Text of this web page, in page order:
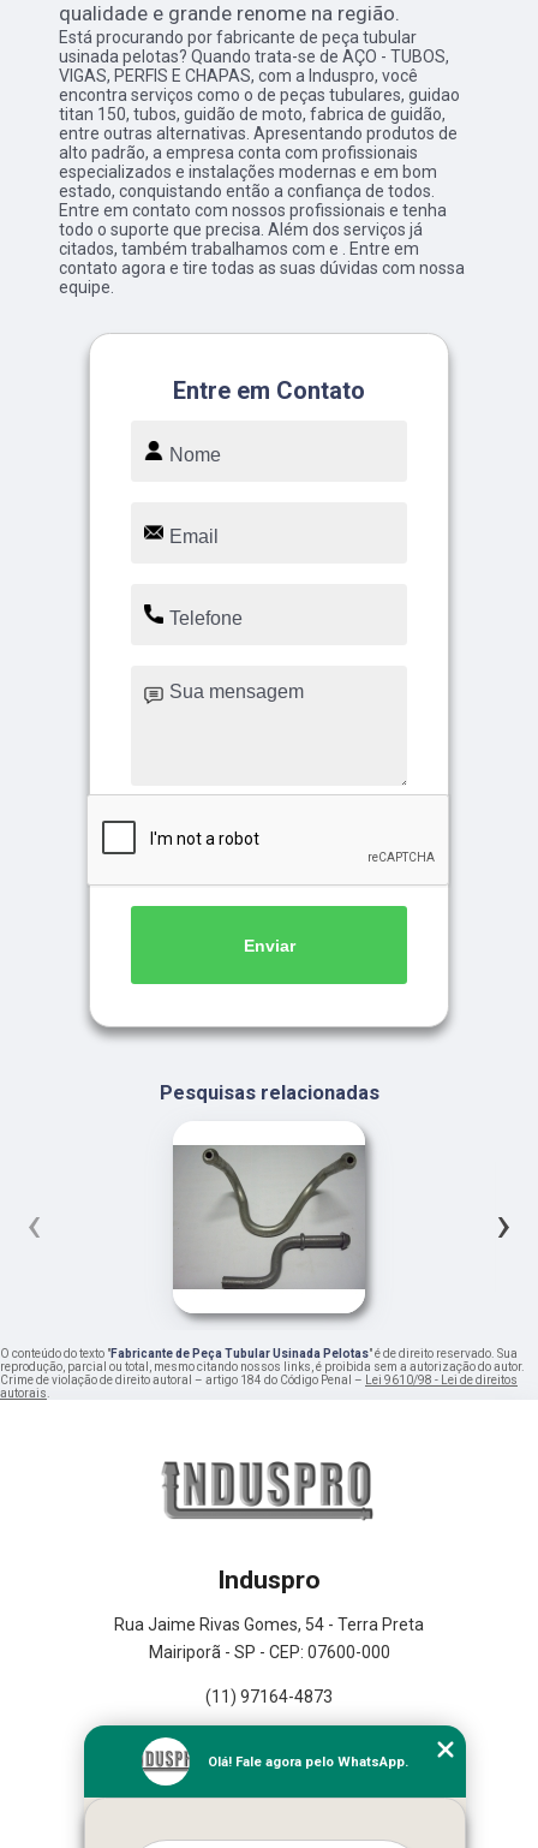
qualidade e grande renome na região.
Está procurando por fabricante de peça tubular
usinada pelotas? Quando trata-se de AÇO - TUBOS,
VIGAS, PERFIS E CHAPAS, com a Induspro, você
encontra serviços como o de peças tubulares, guidao
titan 150, tubos, guidão de moto, fabrica de guidão,
entre outras alternativas. Apresentando produtos de
alto padrão, a empresa conta com profissionais
especializados e instalações modernas e em bom
estado, conquistando então a confiança de todos.
Entre em contato com nossos profissionais e tenha
todo o suporte que precisa. Além dos serviços já
citados, também trabalhamos com e . Entre em
contato agora e tire todas as suas dúvidas com nossa
equipe.
Entre em Contato
Enviar
Pesquisas relacionadas
‹ ›
O conteúdo do texto "Fabricante de Peça Tubular Usinada Pelotas" é de direito reservado. Sua
reprodução, parcial ou total, mesmo citando nossos links, é proibida sem a autorização do autor.
Crime de violação de direito autoral – artigo 184 do Código Penal – Lei 9610/98 - Lei de direitos
autorais.
Induspro
Rua Jaime Rivas Gomes, 54 - Terra Preta
Mairiporã - SP - CEP: 07600-000
(11) 97164-4873
Empresa
Missão
Olá! Fale agora pelo WhatsApp.